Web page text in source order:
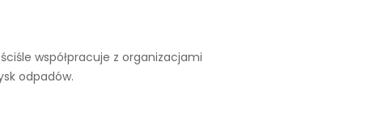
współpracuje z organizacjami
odpadów.